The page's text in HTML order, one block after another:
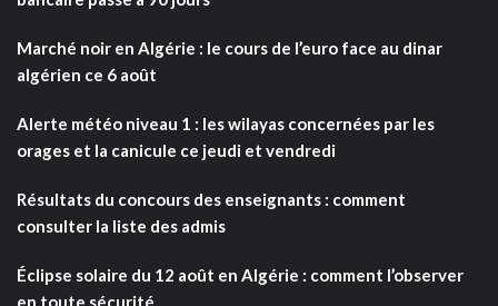
Marché noir en Algérie : le cours de l’euro face au dinar
algérien ce 6 août
Alerte météo niveau 1 : les wilayas concernées par les
orages et la canicule ce jeudi et vendredi
Résultats du concours des enseignants : comment
consulter la liste des admis
Éclipse solaire du 12 août en Algérie : comment l’observer
en toute sécurité